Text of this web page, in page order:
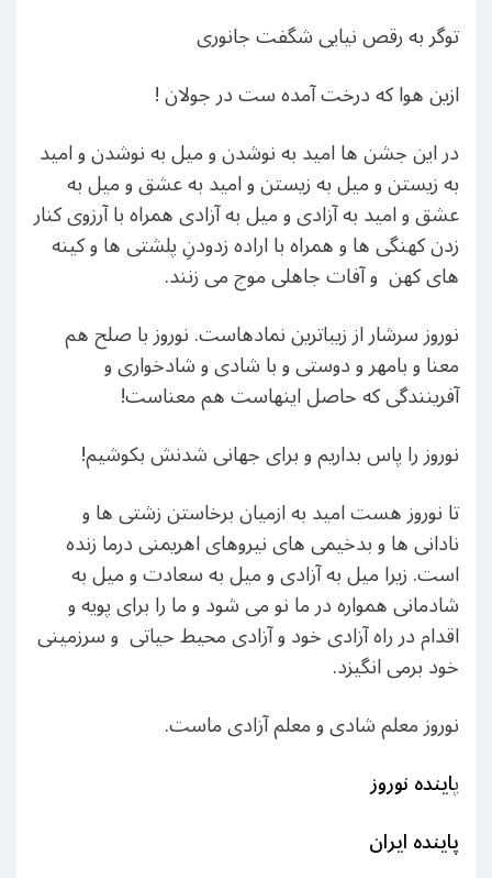
توگر به رقص نیایی شگفت جانوری
ازین هوا که درخت آمده ست در جولان !
در این جشن ها امید به نوشدن و میل به نوشدن و امید
به زیستن و میل به زیستن و امید به عشق و میل به
عشق و امید به آزادی و میل به آزادی همراه با آرزوی کنار
زدن کهنگی ها و همراه با اراده زدودنِ پلشتی ها و کینه
های کهن و آفات جاهلی موج می زنند.
نوروز سرشار از زیباترین نمادهاست. نوروز با صلح هم
معنا و بامهر و دوستی و با شادی و شادخواری و
آفرینندگی که حاصل اینهاست هم معناست!
نوروز را پاس بداریم و برای جهانی شدنش بکوشیم!
تا نوروز هست امید به ازمیان برخاستن زشتی ها و
نادانی ها و بدخیمی های نیروهای اهریمنی درما زنده
است. زیرا میل به آزادی و میل به سعادت و میل به
شادمانی همواره در ما نو می شود و ما را برای پویه و
اقدام در راه آزادی خود و آزادی محیط حیاتی و سرزمینی
خود برمی انگیزد.
نوروز معلم شادی و معلم آزادی ماست.
پاینده نوروز
پاینده ایران